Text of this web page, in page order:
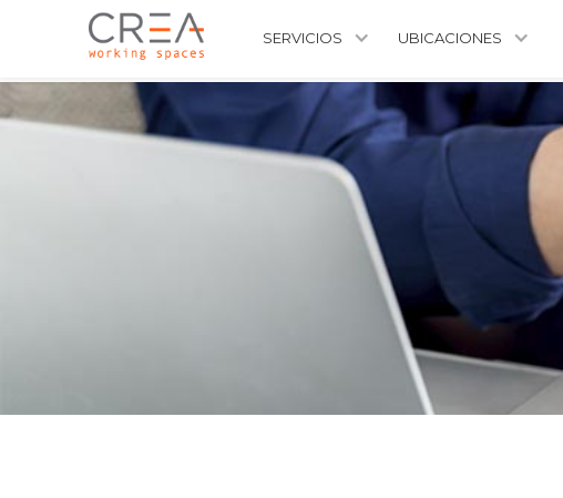
SERVICIOS UBICACIONES